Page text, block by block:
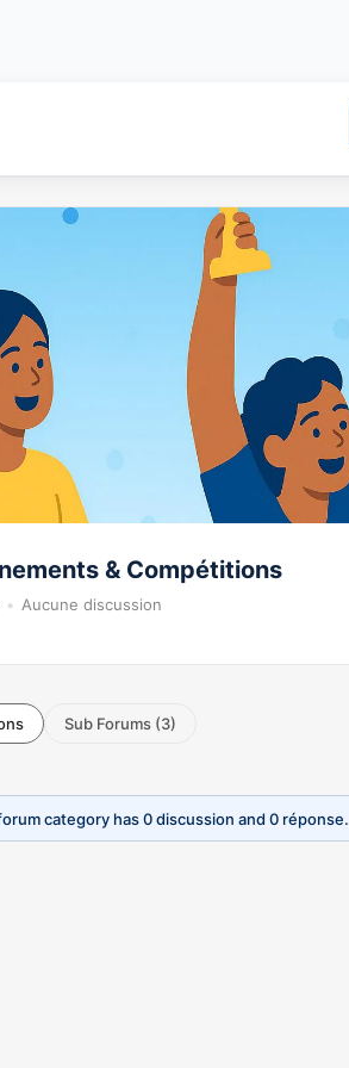
& Compétitions
Aucune discussion
Sub Forums (3)
category has 0 discussion and 0 réponse.